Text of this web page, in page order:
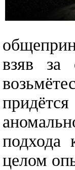
взяв за
подхода
целом